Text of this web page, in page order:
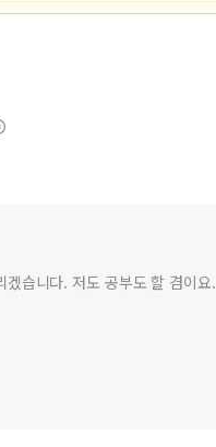
습니다. 저도 공부도 할 겸이요.